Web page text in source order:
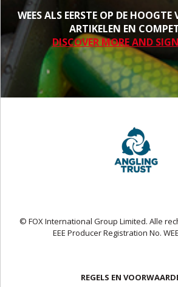
WEES ALS EERSTE OP DE
ARTIKELEN EN
DISCOVER MORE AND
© FOX International Group Limited. Alle
EEE Producer Registration No.
REGELS EN